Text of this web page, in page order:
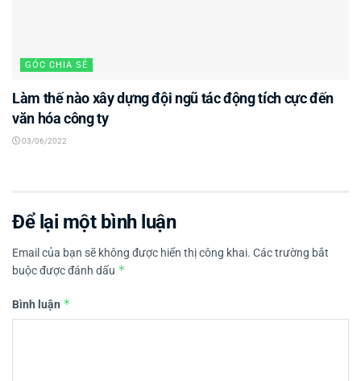
GÓC CHIA SẺ
Làm thế nào xây dựng đội ngũ tác động tích cực đến
văn hóa công ty
03/06/2022
Để lại một bình luận
Email của bạn sẽ không được hiển thị công khai. Các trường bắt
buộc được đánh dấu *
Bình luận *